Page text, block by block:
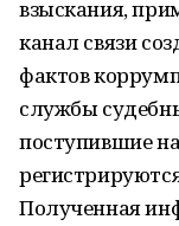
взыскания,
канал связи
фактов
службы
поступившие
Полученная